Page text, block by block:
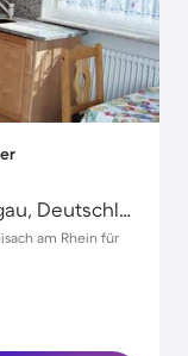
Munzingen, Freiburg im Breisgau, Deutschland
am Rhein für